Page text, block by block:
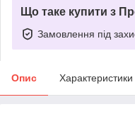
Що таке купити з
Замовлення під
Опис Характеристики